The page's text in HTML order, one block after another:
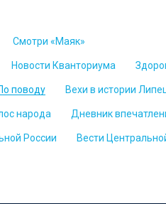
Смотри «Маяк»
Новости Кванториума
поводу Вехи в истории
народа Дневник
России Вести